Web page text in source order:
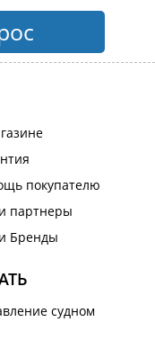
покупателю
партнеры
Бренды
судном